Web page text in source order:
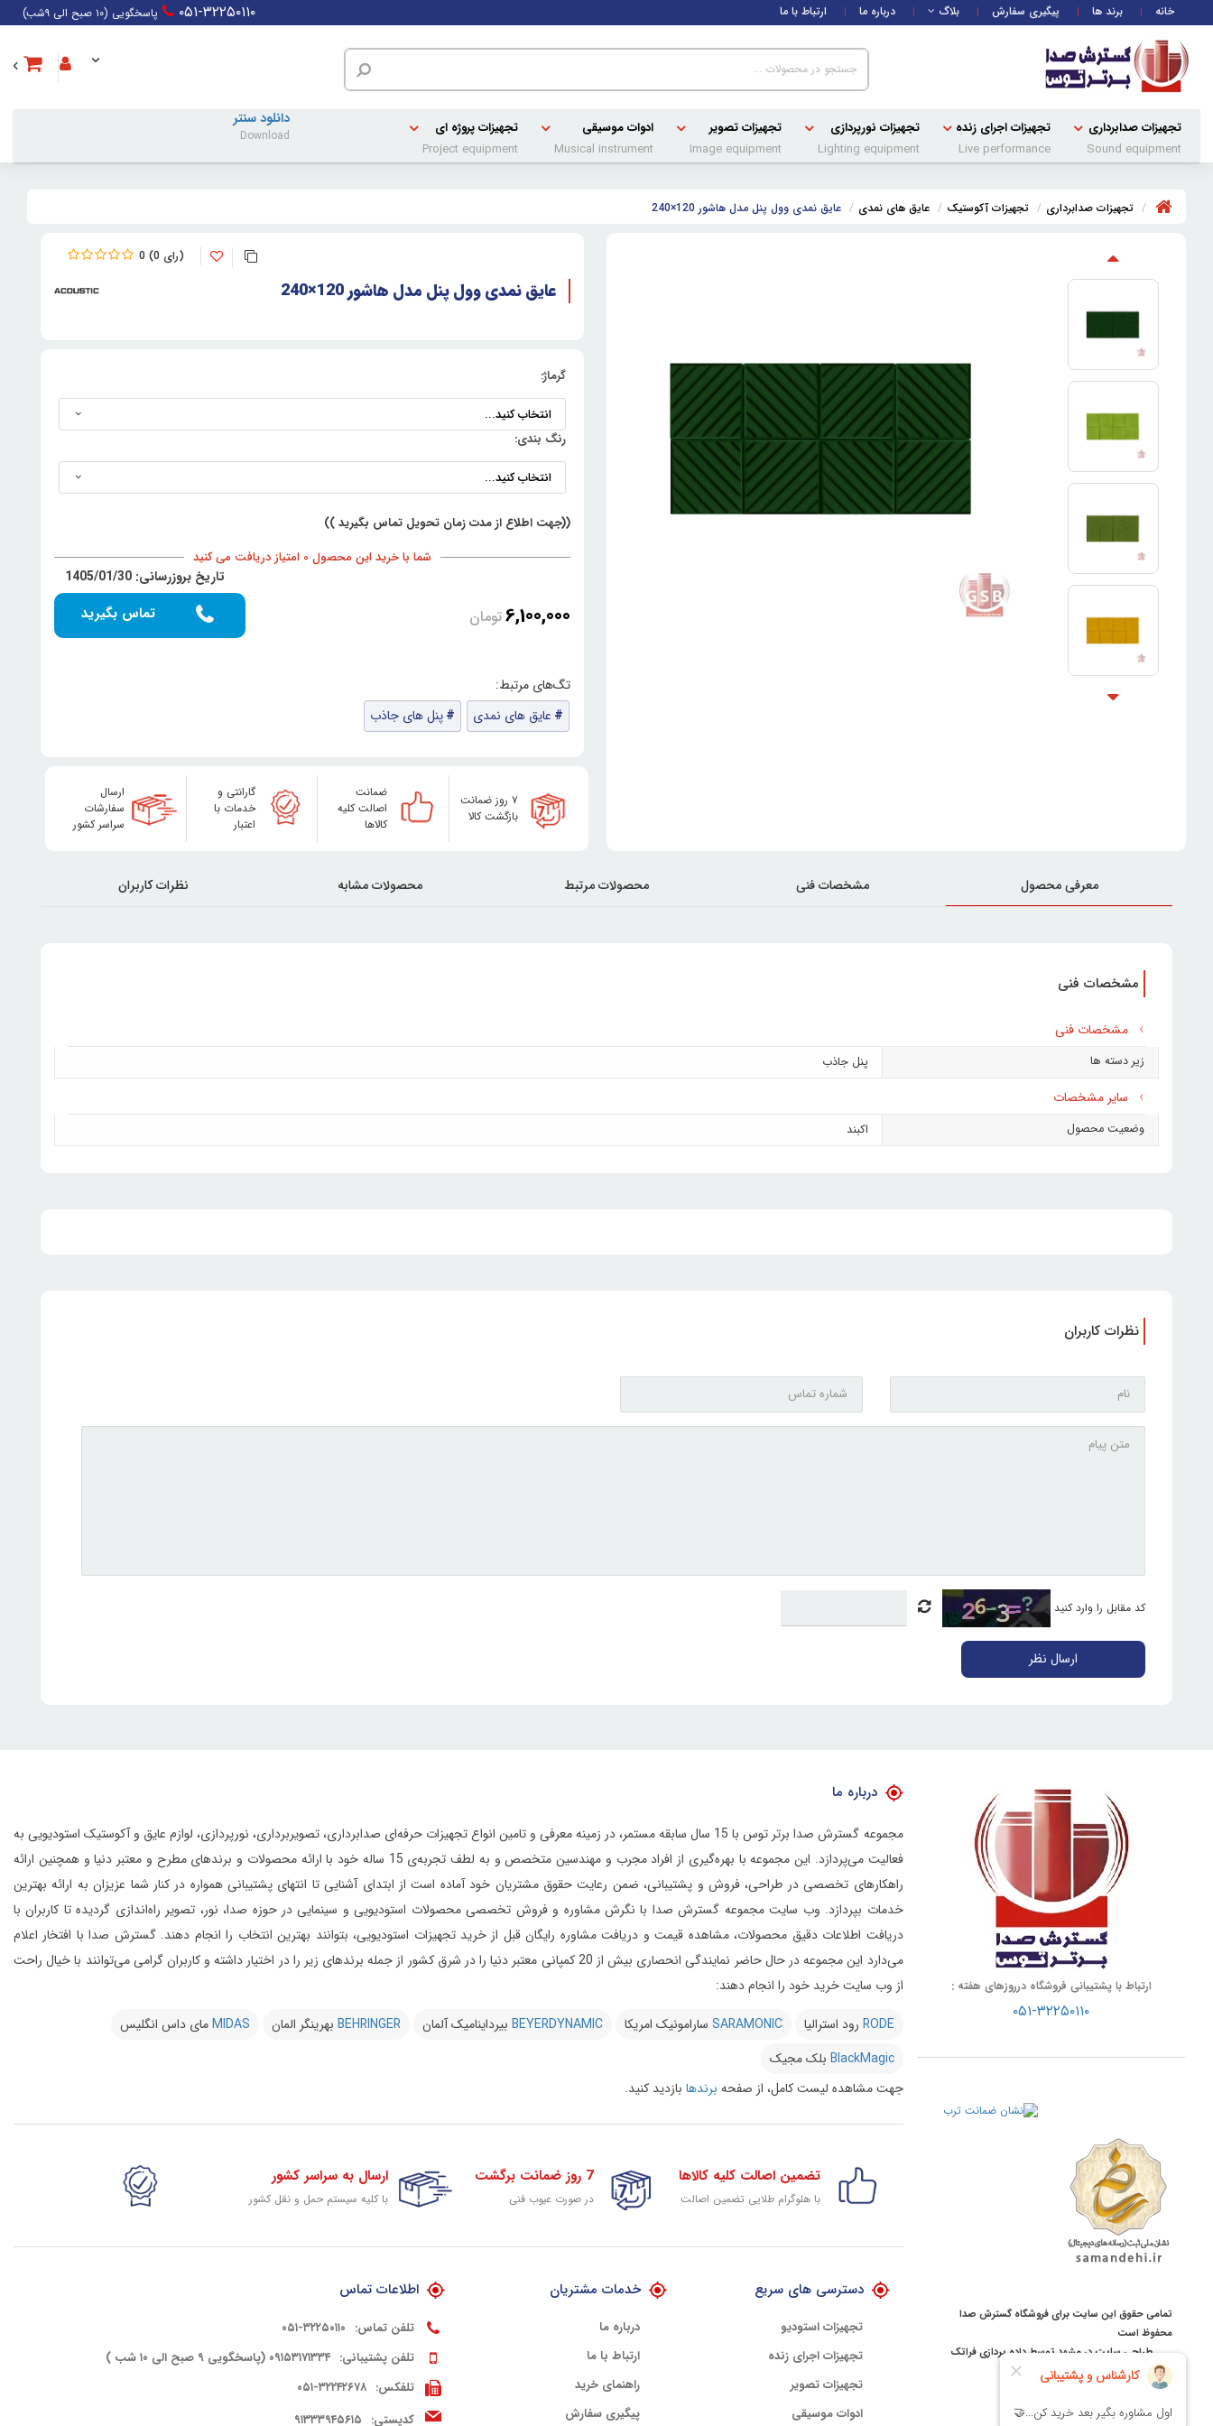
خانه برند ها پیگیری سفارش بلاگ درباره ما ارتباط با ما ۰۵۱-۳۲۲۵۰۱۱۰ پاسخگویی (۱۰ صبح الی ۹شب)
تجهیزات صدابرداری
Sound equipment
تجهیزات اجرای زنده
Live performance
تجهیزات نورپردازی
Lighting equipment
تجهیزات تصویر
Image equipment
ادوات موسیقی
Musical instrument
تجهیزات پروژه ای
Project equipment
دانلود سنتر
Download
تجهیزات صدابرداری تجهیزات آکوستیک عایق های نمدی عایق نمدی وول پنل مدل هاشور 120×240
0 0
عایق نمدی وول پنل مدل هاشور 120×240
گرماژ:
رنگ بندی:
((جهت اطلاع از مدت زمان تحویل تماس بگیرید ))
شما با خرید این محصول 0 امتیاز دریافت می کنید
6,100,000تومان تماس بگیرید
تاریخ بروزرسانی: 1405/01/30
عایق های نمدی پنل های جاذب
۷ روز ضمانت
بازگشت کالا
ضمانت
اصالت کلیه
کالاها
گارانتی و
خدمات با
اعتبار
ارسال
سفارشات
سراسر کشور
معرفی محصول مشخصات فنی محصولات مرتبط محصولات مشابه نظرات کاربران
مشخصات فنی
مشخصات فنی
زیر دسته ها پنل جاذب
سایر مشخصات
وضعیت محصول اکبند
نظرات کاربران
کد مقابل را وارد کنید
ارسال نظر
ارتباط با پشتیبانی فروشگاه درروزهای هفته :
۰۵۱-۳۲۲۵۰۱۱۰
تمامی حقوق این سایت برای فروشگاه گسترش صدا
محفوظ است
طراحی سایت در مشهد توسط داده پردازی فراتک
درباره ما
مجموعه گسترش صدا برتر توس با 15 سال سابقه مستمر، در زمینه معرفی و تامین انواع تجهیزات حرفه‌ای صدابرداری، تصویربرداری، نورپردازی، لوازم عایق و آکوستیک استودیویی به
فعالیت می‌پردازد.
این مجموعه با بهره‌گیری از افراد مجرب و مهندسین متخصص و به لطف تجربه‌ی 15 ساله خود با ارائه محصولات و برندهای مطرح و معتبر دنیا و همچنین ارائه
راهکارهای تخصصی در طراحی، فروش و پشتیبانی، ضمن رعایت حقوق مشتریان خود آماده است از ابتدای آشنایی تا انتهای پشتیبانی همواره در کنار شما عزیزان به ارائه بهترین
خدمات بپردازد. وب سایت مجموعه گسترش صدا با نگرش مشاوره و فروش تخصصی محصولات استودیویی و سینمایی در حوزه صدا، نور، تصویر راه‌اندازی گردیده تا کاربران با
دریافت اطلاعات دقیق محصولات، مشاهده قیمت و دریافت مشاوره رایگان قبل از خرید تجهیزات استودیویی، بتوانند بهترین انتخاب را انجام دهند. گسترش صدا با افتخار اعلام
می‌دارد این مجموعه در حال حاضر نمایندگی انحصاری بیش از 20 کمپانی معتبر دنیا را در شرق کشور از جمله برندهای زیر را در اختیار داشته و کاربران گرامی می‌توانند با خیال راحت
از وب سایت خرید خود را انجام دهند:
RODE رود استرالیا SARAMONIC سارامونیک امریکا BEYERDYNAMIC بیرداینامیک آلمان BEHRINGER بهرینگر المان MIDAS مای داس انگلیس
BlackMagic بلک مجیک
جهت مشاهده لیست کامل، از صفحه برندها بازدید کنید.
تضمین اصالت کلیه کالاها
با هلوگرام طلایی تضمین اصالت
7 روز ضمانت برگشت
در صورت عیوب فنی
ارسال به سراسر کشور
با کلیه سیستم حمل و نقل کشور
پشتیبانی حرفه ای کلیه کالای سایت
دسترسی های سریع
تجهیزات استودیو
تجهیزات اجرای زنده
تجهیزات تصویر
ادوات موسیقی
خدمات مشتریان
درباره ما
ارتباط با ما
راهنمای خرید
پیگیری سفارش
اطلاعات تماس
تلفن تماس: ۳۲۲۵۰۱۱۰-۰۵۱
تلفن پشتیبانی: ۰۹۱۵۳۱۷۱۳۳۴ (پاسخگویی ۹ صبح الی ۱۰ شب )
تلفکس: ۳۲۲۴۲۶۷۸-۰۵۱
کدپستی: ۹۱۳۳۳۹۴۵۶۱۵